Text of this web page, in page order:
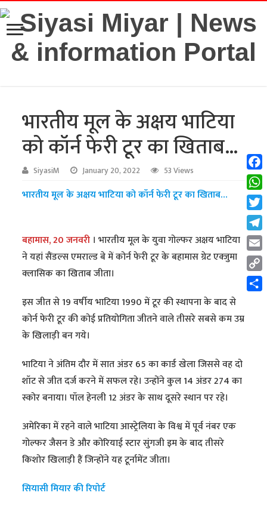
भारतीय मूल के अक्षय भाटिया
को कॉर्न फेरी टूर का खिताब…
SiyasiM January 20, 2022 53 Views
भारतीय मूल के अक्षय भाटिया को कॉर्न फेरी टूर का खिताब…
बहामास, 20 जनवरी । भारतीय मूल के युवा गोल्फर अक्षय भाटिया
ने यहां सैंडल्स एमराल्ड बे में कोर्न फेरी टूर के बहामास ग्रेट एक्जुमा
क्लासिक का खिताब जीता।
इस जीत से 19 वर्षीय भाटिया 1990 में टूर की स्थापना के बाद से
कोर्न फेरी टूर की कोई प्रतियोगिता जीतने वाले तीसरे सबसे कम उम्र
के खिलाड़ी बन गये।
भाटिया ने अंतिम दौर में सात अंडर 65 का कार्ड खेला जिससे वह दो
शॉट से जीत दर्ज करने में सफल रहे। उन्होंने कुल 14 अंडर 274 का
स्कोर बनाया। पॉल हेनली 12 अंडर के साथ दूसरे स्थान पर रहे।
अमेरिका में रहने वाले भाटिया आस्ट्रेलिया के विश्व में पूर्व नंबर एक
गोल्फर जैसन डे और कोरियाई स्टार सुंगजी इम के बाद तीसरे
किशोर खिलाड़ी हैं जिन्होंने यह टूर्नामेंट जीता।
सियासी मियार की रिपोर्ट
Copy
Link